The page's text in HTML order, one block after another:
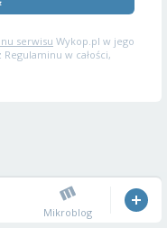
serwisu Wykop.pl w jego
w całości,
Mikroblog